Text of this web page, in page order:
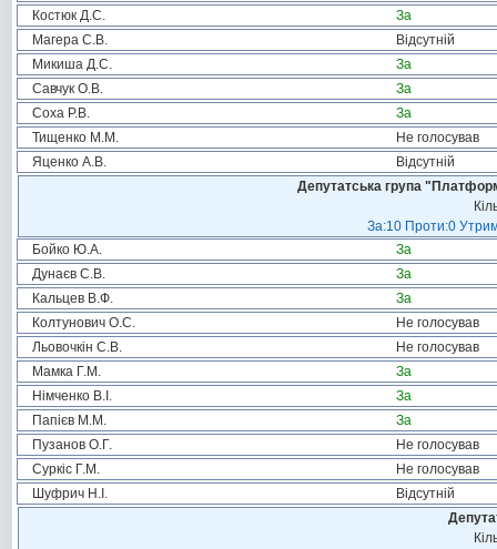
Костюк Д.С.
За
Магера С.В.
Відсутній
Микиша Д.С.
За
Савчук О.В.
За
Соха Р.В.
За
Тищенко М.М.
Не голосував
Яценко А.В.
Відсутній
Депутатська група
За:10 Проти:0
Бойко Ю.А.
За
Дунаєв С.В.
За
Кальцев В.Ф.
За
Колтунович О.С.
Не голосував
Льовочкін С.В.
Не голосував
Мамка Г.М.
За
Німченко В.І.
За
Папієв М.М.
За
Пузанов О.Г.
Не голосував
Суркіс Г.М.
Не голосував
Шуфрич Н.І.
Відсутній